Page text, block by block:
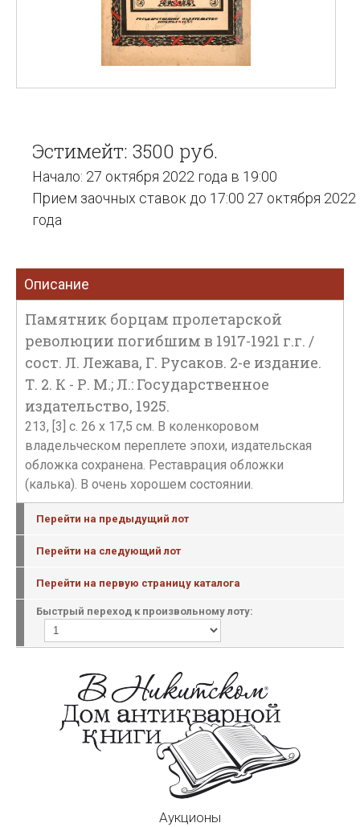
Эстимейт: 3500 руб.
Начало: 27 октября 2022 года в 19:00
Прием заочных ставок до 17:00 27 октября 2022
года
Описание
Памятник борцам пролетарской
революции погибшим в 1917-1921 г.г. /
сост. Л. Лежава, Г. Русаков. 2-е издание.
Т. 2. К - Р. М.; Л.: Государственное
издательство, 1925.
213, [3] с. 26 х 17,5 см. В коленкоровом
владельческом переплете эпохи, издательская
обложка сохранена. Реставрация обложки
(калька). В очень хорошем состоянии.
Перейти на предыдущий лот
Перейти на следующий лот
Перейти на первую страницу каталога
Быстрый переход к произвольному лоту:
Аукционы